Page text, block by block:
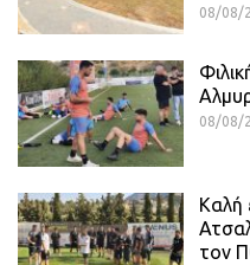
08/08/
08/08/
Καλή
τον